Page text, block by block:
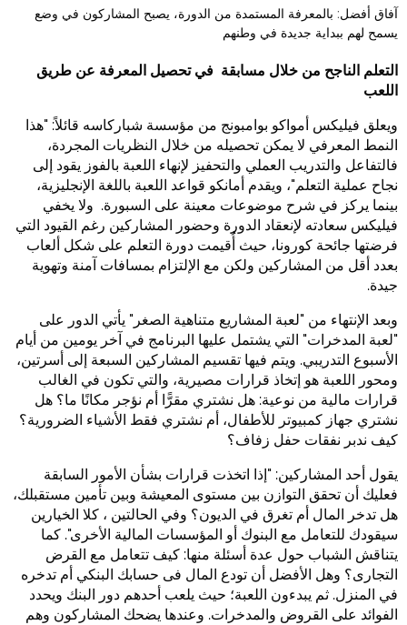
آفاق أفضل: بالمعرفة المستمدة من الدورة، يصبح المشاركون في وضع
يسمح لهم ببداية جديدة في وطنهم
التعلم الناجح من خلال مسابقة في تحصيل المعرفة عن طريق
اللعب
ويعلق فيليكس أمواكو بوامبونج من مؤسسة شباركاسه قائلاً: "هذا
النمط المعرفي لا يمكن تحصيله من خلال النظريات المجردة،
فالتفاعل والتدريب العملي والتحفيز لإنهاء اللعبة بالفوز يقود إلى
نجاح عملية التعلم"، ويقدم أمانكو قواعد اللعبة باللغة الإنجليزية،
بينما يركز في شرح موضوعات معينة على السبورة. ولا يخفي
فيليكس سعادته لإنعقاد الدورة وحضور المشاركين رغم القيود التي
فرضتها جائحة كورونا، حيث أُقيمت دورة التعلم على شكل ألعاب
بعدد أقل من المشاركين ولكن مع الإلتزام بمسافات آمنة وتهوية
جيدة.
وبعد الإنتهاء من "لعبة المشاريع متناهية الصغر" يأتي الدور على
"لعبة المدخرات" التي يشتمل عليها البرنامج في آخر يومين من أيام
الأسبوع التدريبي. ويتم فيها تقسيم المشاركين السبعة إلى أسرتين،
ومحور اللعبة هو إتخاذ قرارات مصيرية، والتي تكون في الغالب
قرارات مالية من نوعية: هل نشتري مقرًّا أم نؤجر مكانًا ما؟ هل
نشتري جهاز كمبيوتر للأطفال، أم نشتري فقط الأشياء الضرورية؟
كيف ندبر نفقات حفل زفاف؟
يقول أحد المشاركين: "إذا اتخذت قرارات بشأن الأمور السابقة
فعليك أن تحقق التوازن بين مستوى المعيشة وبين تأمين مستقبلك،
هل تدخر المال أم تغرق في الديون؟ وفي الحالتين ، كلا الخيارين
سيقودك للتعامل مع البنوك أو المؤسسات المالية الأخرى". كما
يتناقش الشباب حول عدة أسئلة منها: كيف تتعامل مع القرض
التجارى؟ وهل الأفضل أن تودع المال فى حسابك البنكي أم تدخره
في المنزل. ثم يبدءون اللعبة؛ حيث يلعب أحدهم دور البنك ويحدد
الفوائد على القروض والمدخرات. وعندها يضحك المشاركون وهم